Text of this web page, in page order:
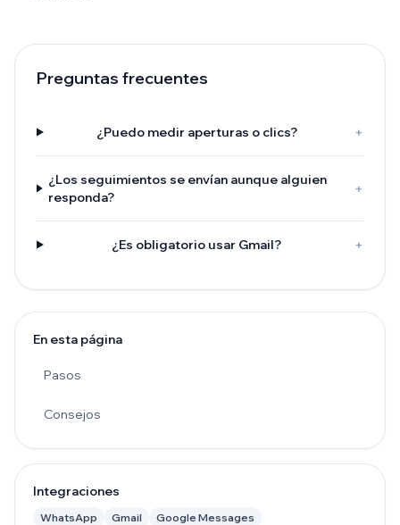
Preguntas frecuentes
¿Puedo medir aperturas o clics? +
¿Los seguimientos se envían aunque alguien
responda?
+
¿Es obligatorio usar Gmail? +
En esta página
Pasos
Consejos
Integraciones
WhatsApp Gmail Google Messages